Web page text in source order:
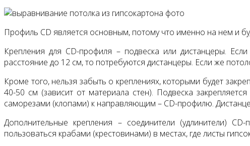
Профиль CD является основным, потому что именно на нем и
Крепления для CD-профиля – подвеска или дистанцеры. Если
расстояние до 12 см, то потребуются дистанцеры. Если же
Кроме того, нельзя забыть о креплениях, которыми будет
40-50 см (зависит от материала стен). Подвеска
саморезами (клопами) к направляющим – CD-профилю.
Дополнительные крепления – соединители (удлинители)
пользоваться крабами (крестовинами) в местах, где листы